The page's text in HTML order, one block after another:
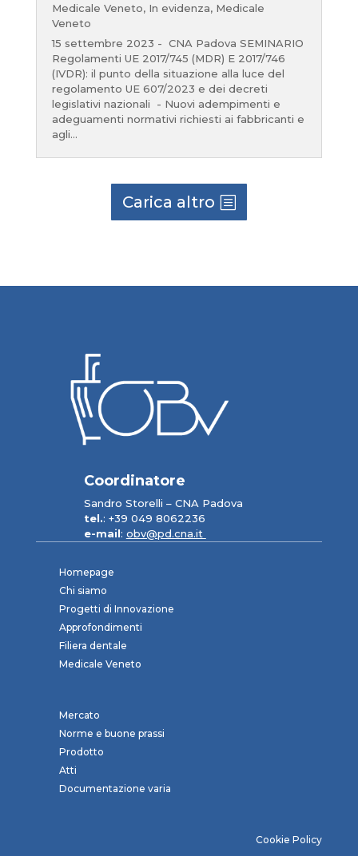
Medicale Veneto, In evidenza, Medicale
Veneto
15 settembre 2023 - CNA Padova SEMINARIO
Regolamenti UE 2017/745 (MDR) E 2017/746
(IVDR): il punto della situazione alla luce del
regolamento UE 607/2023 e dei decreti
legislativi nazionali - Nuovi adempimenti e
adeguamenti normativi richiesti ai fabbricanti e
agli...
Carica altro
Coordinatore
Sandro Storelli – CNA Padova
tel.: +39 049 8062236
e-mail: obv@pd.cna.it
Homepage
Chi siamo
Progetti di Innovazione
Approfondimenti
Filiera dentale
Medicale Veneto
Mercato
Norme e buone prassi
Prodotto
Atti
Documentazione varia
Cookie Policy